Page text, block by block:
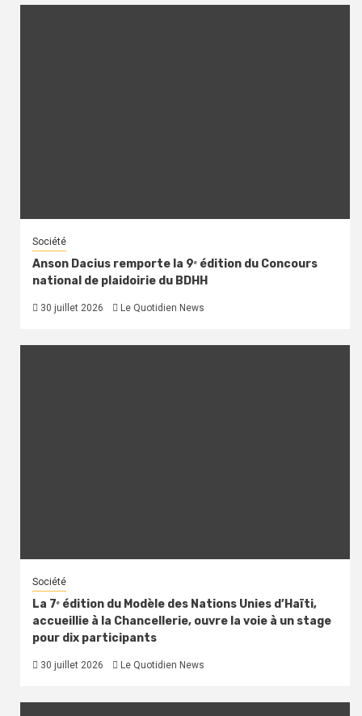
Société
Anson Dacius remporte la 9ᵉ édition du Concours
national de plaidoirie du BDHH
30 juillet 2026 Le Quotidien News
Société
La 7ᵉ édition du Modèle des Nations Unies d’Haïti,
accueillie à la Chancellerie, ouvre la voie à un stage
pour dix participants
30 juillet 2026 Le Quotidien News